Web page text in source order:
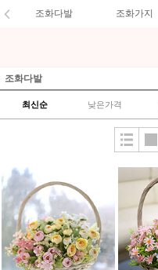
조화다발 조화가지
조화다발
최신순 낮은가격